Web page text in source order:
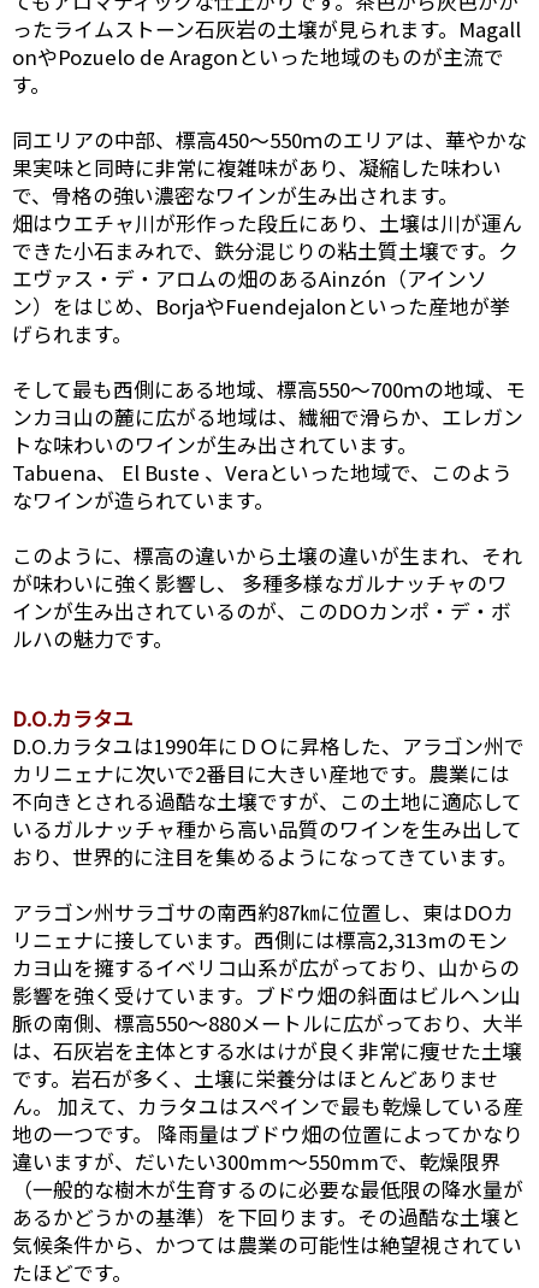
ったライムストーン石灰岩の土壌が見られます。Magall
onやPozuelo de Aragonといった地域のものが主流で
す。
同エリアの中部、標高450～550ｍのエリアは、華やかな
果実味と同時に非常に複雑味があり、凝縮した味わい
で、骨格の強い濃密なワインが生み出されます。
畑はウエチャ川が形作った段丘にあり、土壌は川が運ん
できた小石まみれで、鉄分混じりの粘土質土壌です。ク
エヴァス・デ・アロムの畑のあるAinzón（アインソ
ン）をはじめ、BorjaやFuendejalonといった産地が挙
げられます。
そして最も西側にある地域、標高550～700ｍの地域、モ
ンカヨ山の麓に広がる地域は、繊細で滑らか、エレガン
トな味わいのワインが生み出されています。
Tabuena、 El Buste 、Veraといった地域で、このよう
なワインが造られています。
このように、標高の違いから土壌の違いが生まれ、それ
が味わいに強く影響し、 多種多様なガルナッチャのワ
インが生み出されているのが、このDOカンポ・デ・ボ
ルハの魅力です。
D.O.カラタユ
D.O.カラタユは1990年にＤＯに昇格した、アラゴン州で
カリニェナに次いで2番目に大きい産地です。農業には
不向きとされる過酷な土壌ですが、この土地に適応して
いるガルナッチャ種から高い品質のワインを生み出して
おり、世界的に注目を集めるようになってきています。
アラゴン州サラゴサの南西約87㎞に位置し、東はDOカ
リニェナに接しています。西側には標高2,313mのモン
カヨ山を擁するイベリコ山系が広がっており、山からの
影響を強く受けています。ブドウ畑の斜面はビルヘン山
脈の南側、標高550～880メートルに広がっており、大半
は、石灰岩を主体とする水はけが良く非常に痩せた土壌
です。岩石が多く、土壌に栄養分はほとんどありませ
ん。 加えて、カラタユはスペインで最も乾燥している産
地の一つです。 降雨量はブドウ畑の位置によってかなり
違いますが、だいたい300mm～550mmで、乾燥限界
（一般的な樹木が生育するのに必要な最低限の降水量が
あるかどうかの基準）を下回ります。その過酷な土壌と
気候条件から、かつては農業の可能性は絶望視されてい
たほどです。